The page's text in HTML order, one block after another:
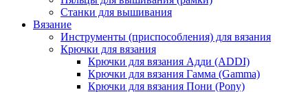
Станки для вышивания
Вязание
Инструменты (приспособления) для вязания
Крючки для вязания
Крючки для вязания Адди (ADDI)
Крючки для вязания Гамма (Gamma)
Крючки для вязания Пони (Pony)